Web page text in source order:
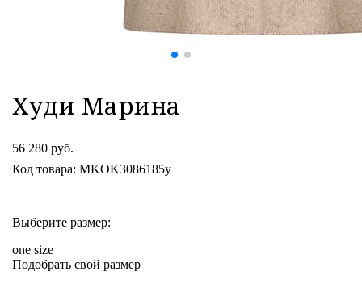
Худи Марина
56 280 руб.
Код товара: MKOK3086185y
Выберите размер:
one size
Подобрать свой размер